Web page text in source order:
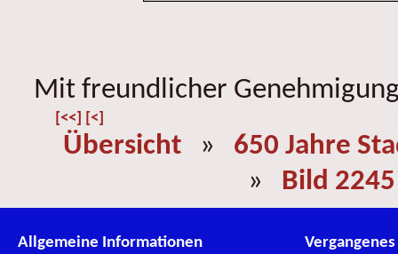
Mit freundlicher
[<<] [<]
Übersicht » 650 Jahre
» Bild 2245
Allgemeine Informationen
Vergangenes